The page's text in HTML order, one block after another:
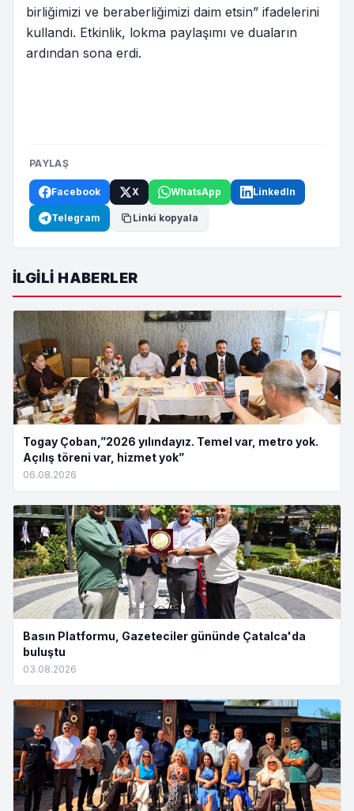
birliğimizi ve beraberliğimizi daim etsin” ifadelerini
kullandı. Etkinlik, lokma paylaşımı ve duaların
ardından sona erdi.
PAYLAŞ
Facebook X WhatsApp LinkedIn
Telegram Linki kopyala
İLGILI HABERLER
Togay Çoban,”2026 yılındayız. Temel var, metro yok.
Açılış töreni var, hizmet yok”
06.08.2026
Basın Platformu, Gazeteciler gününde Çatalca'da
buluştu
03.08.2026